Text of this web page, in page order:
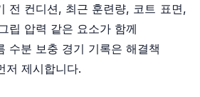
전 컨디션, 최근 훈련량, 코트 표면,
립 압력 같은 요소가 함께
수분 보충 경기 기록은 해결책
저 제시합니다.